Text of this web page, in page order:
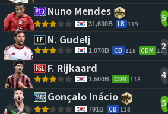
Nuno Mendes
31,600B LB 119
5
N. Gudelj
1,070B CB 118 CDM 116
2
F. Rijkaard
1,500B CDM 118 4
Gonçalo Inácio
791B CB 118
5